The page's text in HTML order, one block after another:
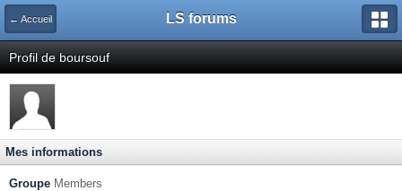
← Accueil LS forums
Profil de boursouf
Mes informations
Groupe Members